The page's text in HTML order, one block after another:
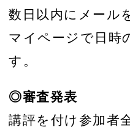
数日以内にメール
マイページで日時
す。
◎審査発表
講評を付け参加者